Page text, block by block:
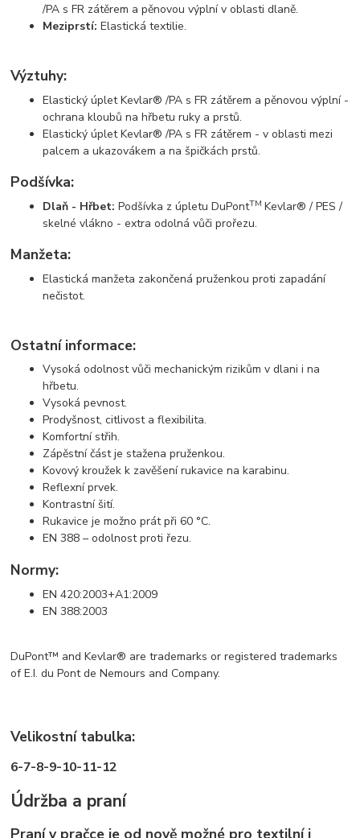
/PA s FR zátěrem a pěnovou výplní v oblasti dlaně.
Meziprstí:Elastická textilie.
Výztuhy:
Elastický úplet Kevlar® /PA s FR zátěrem a pěnovou výplní -
ochrana kloubů na hřbetu ruky a prstů.
Elastický úplet Kevlar® /PA s FR zátěrem - v oblasti mezi
palcem a ukazovákem a na špičkách prstů.
Podšívka:
Dlaň - Hřbet:Podšívka z úpletu DuPontTMKevlar® / PES /
skelné vlákno - extra odolná vůči prořezu.
Manžeta:
Elastická manžeta zakončená pruženkou proti zapadání
nečistot.
Ostatní informace:
Vysoká odolnost vůči mechanickým rizikům v dlani i na
hřbetu.
Vysoká pevnost.
Prodyšnost, citlivost a flexibilita.
Komfortní střih.
Zápěstní část je stažena pruženkou.
Kovový kroužek k zavěšení rukavice na karabinu.
Reflexní prvek.
Kontrastní šití.
Rukavice je možno prát při 60 °C.
EN 388 – odolnost proti řezu.
Normy:
EN 420:2003+A1:2009
EN 388:2003
DuPont™ and Kevlar® are trademarks or registered trademarks
of E.I. du Pont de Nemours and Company.
Velikostní tabulka:
6-7-8-9-10-11-12
Údržba a praní
Praní v pračce je od nově možné pro textilní i